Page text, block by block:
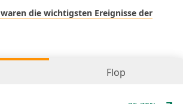
die wichtigsten Ereignisse der
Flop